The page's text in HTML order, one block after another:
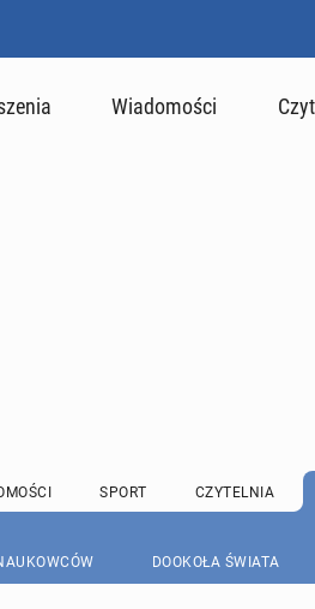
Wiadomości
SPORT CZYTELNIA
DOOKOŁA ŚWIATA